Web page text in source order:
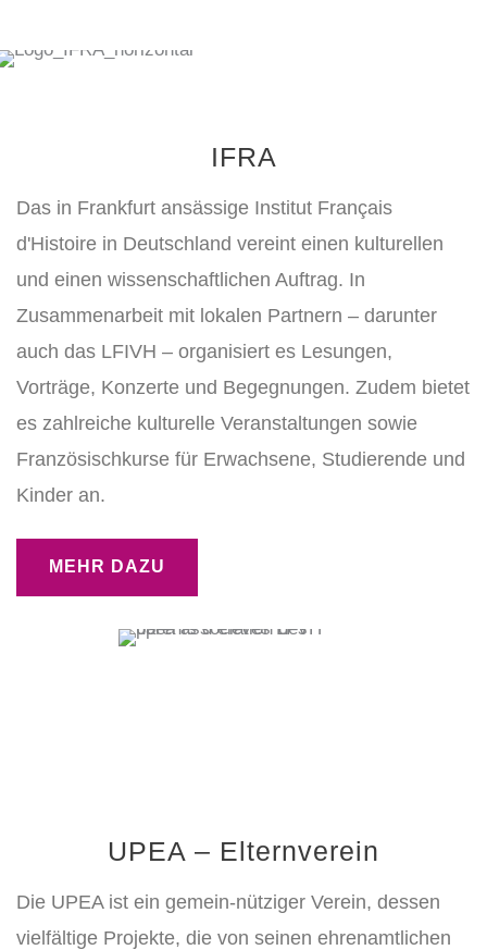
IFRA
Das in Frankfurt ansässige Institut Français
d'Histoire in Deutschland vereint einen kulturellen
und einen wissenschaftlichen Auftrag. In
Zusammenarbeit mit lokalen Partnern – darunter
auch das LFIVH – organisiert es Lesungen,
Vorträge, Konzerte und Begegnungen. Zudem bietet
es zahlreiche kulturelle Veranstaltungen sowie
Französischkurse für Erwachsene, Studierende und
Kinder an.
MEHR DAZU
UPEA – Elternverein
Die UPEA ist ein gemein-nütziger Verein, dessen
vielfältige Projekte, die von seinen ehrenamtlichen